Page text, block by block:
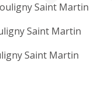
Saint Martin
Saint Martin
Saint Martin